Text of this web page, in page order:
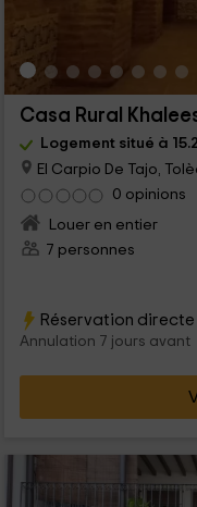
Casa Rural
Logement situé à
El Carpio De Tajo,
0 opinions
Louer en entier
7 personnes
Réservation directe
Annulation 7 jours avant